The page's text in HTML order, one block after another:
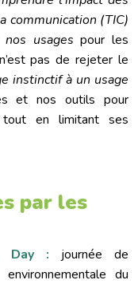
communication (TIC)
usages pour les
pas de rejeter le
instinctif à un usage
et nos outils pour
tout en limitant ses
par les
Day : journée de
du